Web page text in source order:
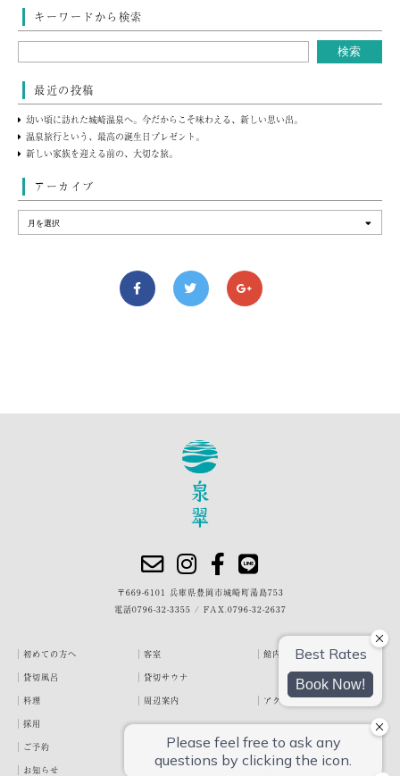
キーワードから検索
最近の投稿
幼い頃に訪れた城崎温泉へ。今だからこそ味わえる、新しい思い出。
温泉旅行という、最高の誕生日プレゼント。
新しい家族を迎える前の、大切な旅。
アーカイブ
〒669-6101 兵庫県豊岡市城崎町湯島753
電話0796-32-3355 / FAX.0796-32-2637
初めての方へ 客室
館内・施設
貸切風呂
貸切サウナ
料理
周辺案内
アクセス
採用
ご予約
宿泊約款
プライバシーポリシー
お知らせ
お客様の声 泉翠ブログ